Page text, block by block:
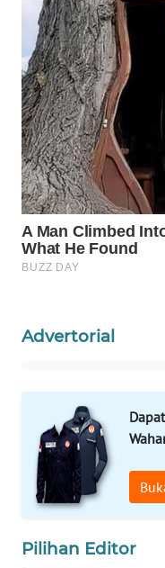
Advertorial
Pilihan Editor
WAHANA
UMKM
WAHANA
SELEB
WAHANA
PERSONA
WAHANA
OTOMOTIF
WAHANA
LAPAK
WAHANA
Wahana
Network
KONSUMEN